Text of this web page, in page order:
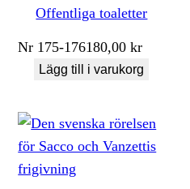
Offentliga toaletter
Nr 175-176180,00kr
Lägg till i varukorg